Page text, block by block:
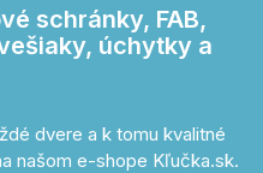
schránky, FAB,
úchytky a
dvere a k tomu kvalitné
našom e-shope Kľučka.sk.